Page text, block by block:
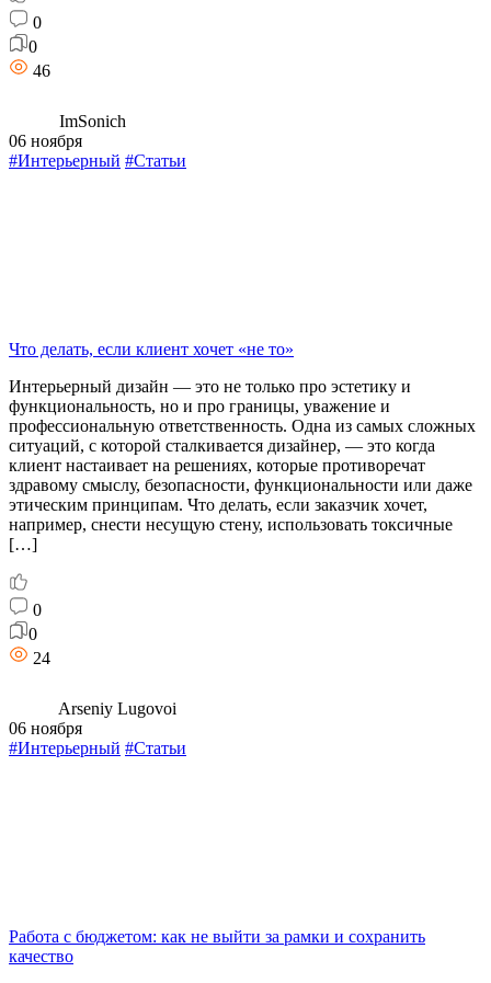
0
0
46
ImSonich
06 ноября
#Интерьерный #Статьи
Что делать, если клиент хочет «не то»
Интерьерный дизайн — это не только про эстетику и
функциональность, но и про границы, уважение и
профессиональную ответственность. Одна из самых сложных
ситуаций, с которой сталкивается дизайнер, — это когда
клиент настаивает на решениях, которые противоречат
здравому смыслу, безопасности, функциональности или даже
этическим принципам. Что делать, если заказчик хочет,
например, снести несущую стену, использовать токсичные
[…]
0
0
24
Arseniy Lugovoi
06 ноября
#Интерьерный #Статьи
Работа с бюджетом: как не выйти за рамки и сохранить
качество